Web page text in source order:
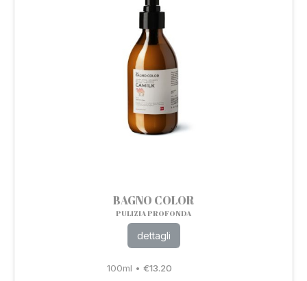
BAGNO COLOR
PULIZIA PROFONDA
dettagli
100ml •€13.20